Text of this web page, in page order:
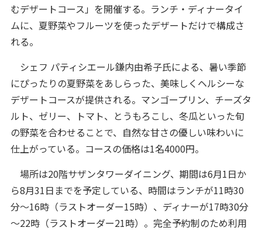
むデザートコース」を開催する。ランチ・ディナータイ
ムに、夏野菜やフルーツを使ったデザートだけで構成さ
れる。
シェフ パティシエール鎌内由希子氏による、暑い季節
にぴったりの夏野菜をあしらった、美味しくヘルシーな
デザートコースが提供される。マンゴープリン、チーズタ
ルト、ゼリー、トマト、とうもろこし、冬瓜といった旬
の野菜を合わせることで、自然な甘さの優しい味わいに
仕上がっている。コースの価格は1名4000円。
場所は20階サザンタワーダイニング、期間は6月1日か
ら8月31日までを予定している、時間はランチが11時30
分～16時（ラストオーダー15時）、ディナーが17時30分
～22時（ラストオーダー21時）。完全予約制のため利用